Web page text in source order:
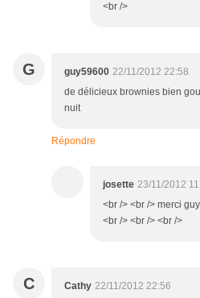
<br />
G guy59600 22/11/2012 22:58
de délicieux brownies bien
nuit
Répondre
josette 23/11/2012
<br /> <br /> merci
<br /> <br /> <br />
C Cathy 22/11/2012 22:56